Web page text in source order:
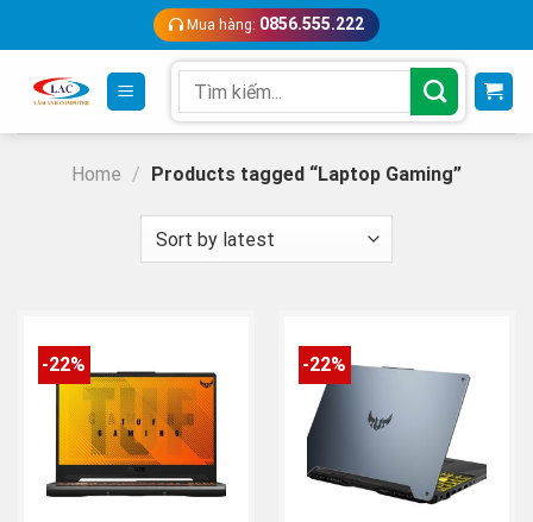
content
Mua hàng: 0856.555.222
for:
Home / Products tagged “Laptop Gaming”
-22% -22%